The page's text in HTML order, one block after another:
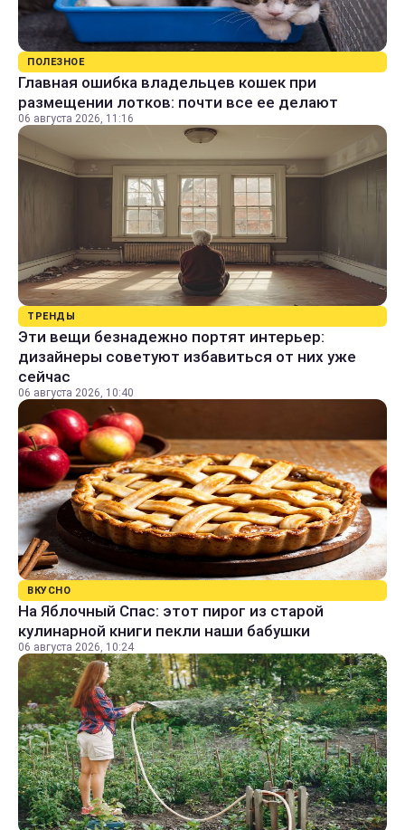
ПОЛЕЗНОЕ
Главная ошибка владельцев кошек при
размещении лотков: почти все ее делают
06 августа 2026, 11:16
ТРЕНДЫ
Эти вещи безнадежно портят интерьер:
дизайнеры советуют избавиться от них уже
сейчас
06 августа 2026, 10:40
ВКУСНО
На Яблочный Спас: этот пирог из старой
кулинарной книги пекли наши бабушки
06 августа 2026, 10:24